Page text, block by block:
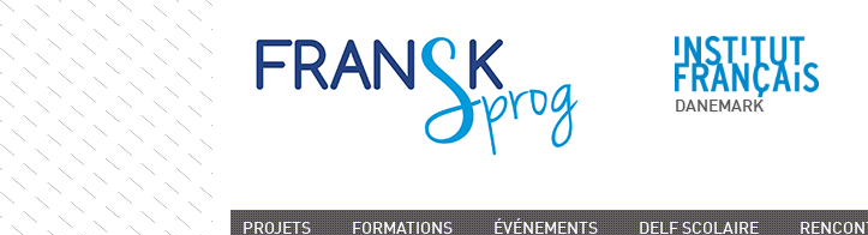
DANEMARK
PROJETS FORMATIONS ÉVÉNEMENTS DELF SCOLAIRE